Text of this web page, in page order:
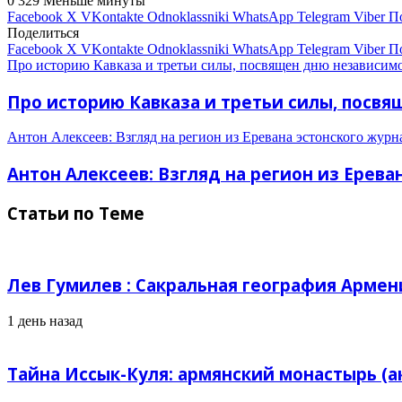
Facebook X VKontakte Odnoklassniki WhatsApp Telegram Viber
Поделиться
Facebook X VKontakte Odnoklassniki WhatsApp Telegram Viber
Про историю Кавказа и третьи силы, посвящен дню
Про историю Кавказа и третьи силы,
Антон Алексеев: Взгляд на регион из Еревана эстонского
Антон Алексеев: Взгляд на регион из
Статьи по Теме
Лев Гумилев : Сакральная география
1 день назад
Тайна Иссык-Куля: армянский монастырь